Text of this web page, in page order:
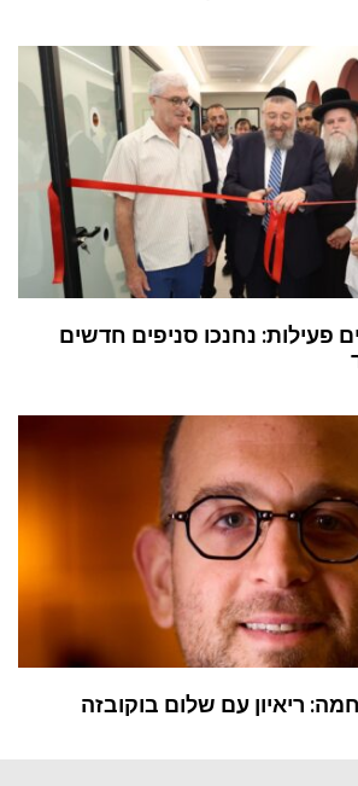
פעילות: נחנכו סניפים חדשים
ריאיון עם שלום בוקובזה